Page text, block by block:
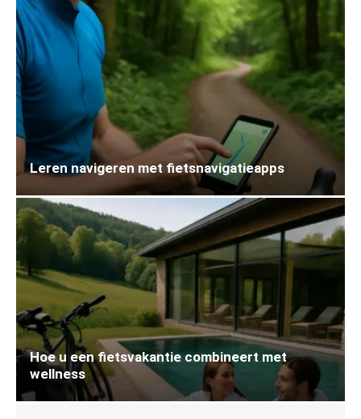
Leren navigeren met fietsnavigatieapps
Hoe u een fietsvakantie combineert met
wellness